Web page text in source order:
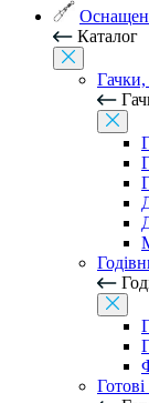
Каталог